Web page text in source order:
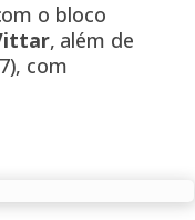
o bloco
, além de
com